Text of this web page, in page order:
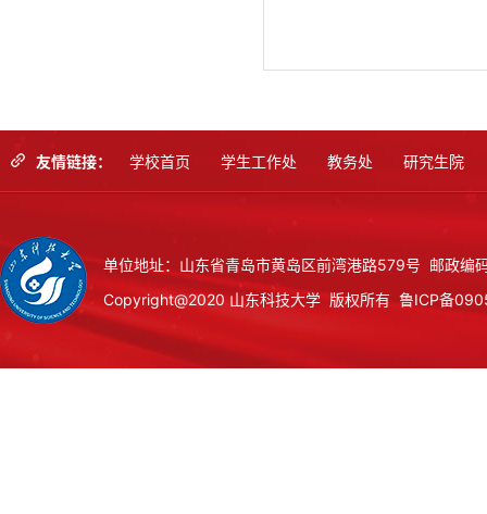
友情链接： 学校首页 学生工作处 教务处 研究生院
单位地址：山东省青岛市黄岛区前湾港路579号 邮政
Copyright@2020 山东科技大学 版权所有 鲁ICP备